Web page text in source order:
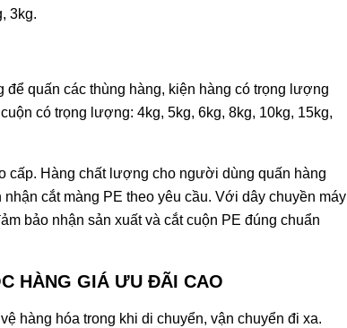
3kg.
quấn các thùng hàng, kiện hàng có trọng lượng
có trọng lượng: 4kg, 5kg, 6kg, 8kg, 10kg, 15kg,
cấp. Hàng chất lượng cho người dùng quấn hàng
cắt màng PE theo yêu cầu. Với dây chuyền máy
bảo nhận sản xuất và cắt cuộn PE đúng chuẩn
HÀNG GIÁ ƯU ĐÃI CAO
hàng hóa trong khi di chuyển, vận chuyển đi xa.